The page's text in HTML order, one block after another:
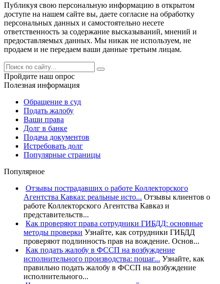
Публикуя свою персональную информацию в открытом
доступе на нашем сайте вы, даете согласие на обработку
персональных данных и самостоятельно несете
ответственность за содержание высказываний, мнений и
предоставляемых данных. Мы никак не используем, не
продаем и не передаем ваши данные третьим лицам.
Пройдите наш опрос
Полезная информация
Обращение в суд
Подать жалобу
Ваши права
Долг в банке
Подача документов
Истребовать долг
Популярные страницы
Популярное
Отзывы пострадавших о работе Коллекторского
Агентства Кавказ: реальные исто... Отзывы клиентов о
работе Коллекторского Агентства Кавказ и
представительств...
Как проверяют права сотрудники ГИБДД: основные
методы проверки Узнайте, как сотрудники ГИБДД
проверяют подлинность прав на вождение. Основ...
Как подать жалобу в ФССП на возбуждение
исполнительного производства: пошаг... Узнайте, как
правильно подать жалобу в ФССП на возбуждение
исполнительного...